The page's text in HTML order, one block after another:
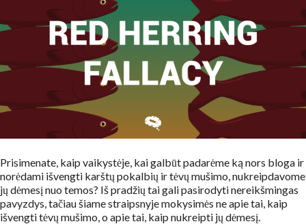
Prisimenate, kaip vaikystėje, kai galbūt padarėme ką nors bloga ir
norėdami išvengti karštų pokalbių ir tėvų mušimo, nukreipdavome
jų dėmesį nuo temos? Iš pradžių tai gali pasirodyti nereikšmingas
pavyzdys, tačiau šiame straipsnyje mokysimės ne apie tai, kaip
išvengti tėvų mušimo, o apie tai, kaip nukreipti jų dėmesį.